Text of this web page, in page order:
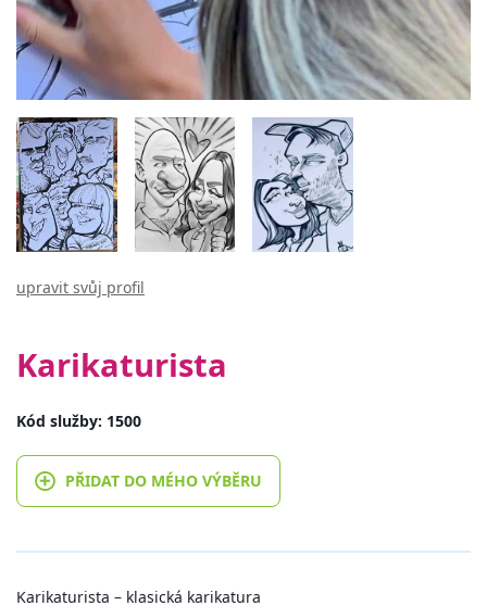
upravit svůj profil
Karikaturista
Kód služby: 1500
PŘIDAT DO MÉHO VÝBĚRU
Karikaturista – klasická karikatura